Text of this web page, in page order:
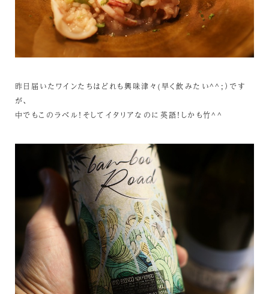
昨日届いたワインたちはどれも興味津々(早く飲みたい^^;）です
が、
中でもこのラベル！そしてイタリアなのに英語！しかも竹^^